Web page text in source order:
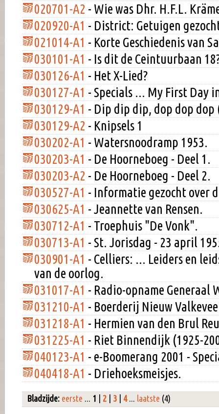
020701-A2 - Wie was Dhr. H.F.L.
020920-A1 - District: Getuigen
021014-A1 - Korte Geschiedenis van
030101-A1 - Is dit de Ceintuurbaan
030126-A1 - Het X-Lied?
030127-A1 - Specials ... My First Day
030129-A1 - Dip dip dip, dop dop
030129-A2 - Knipsels 1
030202-A1 - Watersnoodramp 1953.
030203-A1 - De Hoorneboeg - Deel 1.
030203-A2 - De Hoorneboeg - Deel 2.
030527-A1 - Informatie gezocht over
030625-A1 - Jeannette van Rensen.
030712-A1 - Troephuis "De Vonk".
030713-A1 - St. Jorisdag - 23 april
030901-A1 - Celliers: ... Leiders en
van de oorlog.
031017-A1 - Radio-opname Generaal
031210-A1 - Boerderij Nieuw
031218-A1 - Hermien van den Brul
031225-A1 - Riet Binnendijk (1925-
040123-A1 - e-Boomerang 2001 -
040418-A1 - Driehoeksmeisjes.
Bladzijde: eerste ... 1 2 3 4... laatste (4)